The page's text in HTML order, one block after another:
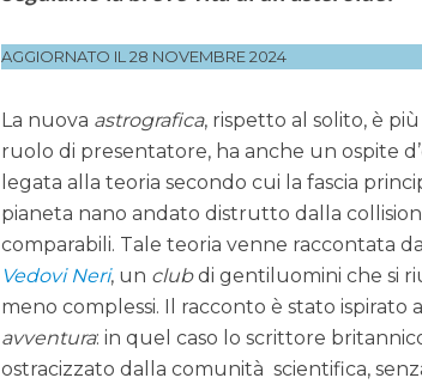
AGGIORNATO IL 28 NOVEMBRE 2024
La nuova astrografica, rispetto al solito, è
ruolo di presentatore, ha anche un ospite
legata alla teoria secondo cui la fascia
pianeta nano andato distrutto dalla
comparabili. Tale teoria venne raccontata
Vedovi Neri, un clubdi gentiluomini che si
meno complessi. Il racconto è stato ispirato
avventura: in quel caso lo scrittore
ostracizzato dalla comunità scientifica,